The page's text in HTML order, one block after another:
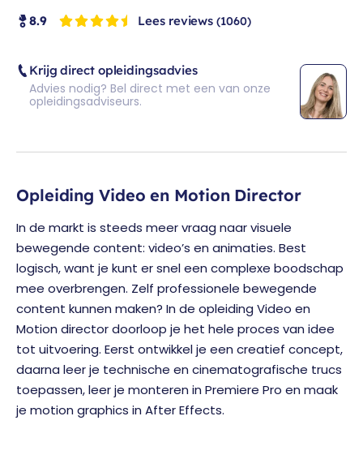
Opleiding Video en Motion Director
In de markt is steeds meer vraag naar visuele
bewegende content: video’s en animaties. Best
logisch, want je kunt er snel een complexe boodschap
mee overbrengen. Zelf professionele bewegende
content kunnen maken? In de opleiding Video en
Motion director doorloop je het hele proces van idee
tot uitvoering. Eerst ontwikkel je een creatief concept,
daarna leer je technische en cinematografische trucs
toepassen, leer je monteren in Premiere Pro en maak
je motion graphics in AfterEffects.
8.9 Lees reviews (1060)
Krijg direct opleidingsadvies
Advies nodig? Bel direct met een van onze
opleidingsadviseurs.